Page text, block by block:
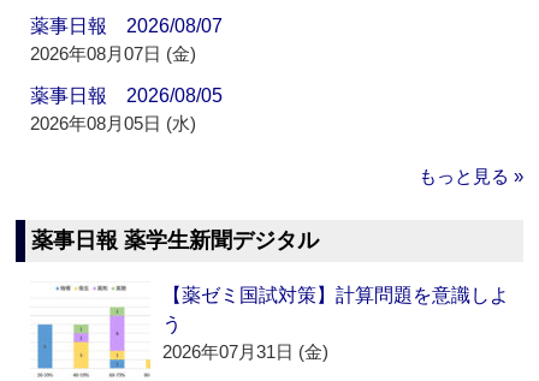
薬事日報 2026/08/07
2026年08月07日 (金)
薬事日報 2026/08/05
2026年08月05日 (水)
もっと見る »
薬事日報 薬学生新聞デジタル
【薬ゼミ国試対策】計算問題を意識しよ
う
2026年07月31日 (金)